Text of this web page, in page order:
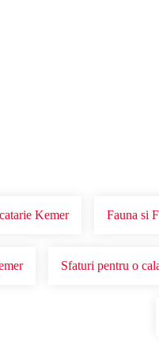
Kemer Fauna si
Sfaturi pentru o